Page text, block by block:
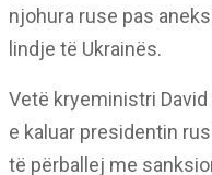
njohura ruse pas
lindje të Ukrainës.
Vetë kryeministri
e kaluar presidentin
të përballej me